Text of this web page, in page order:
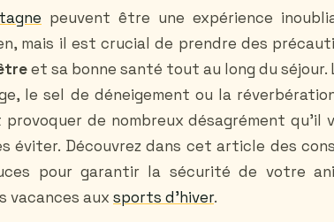
peuvent être une expérience
mais il est crucial de prendre des
et sa bonne santé tout au long du séjour.
le sel de déneigement ou la
de nombreux désagrément qu'il
éviter. Découvrez dans cet article des
pour garantir la sécurité de votre
vacances aux sports d'hiver.